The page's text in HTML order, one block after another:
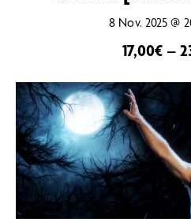
8 Nov. 2025 @
17,00€ –